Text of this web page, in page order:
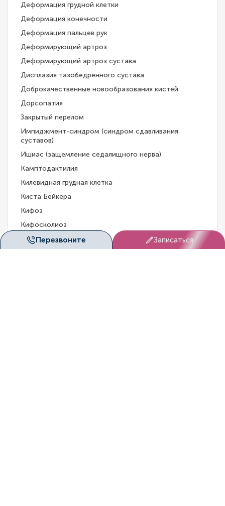
Перезвоните Записаться
Деформация грудной клетки
Деформация конечности
Деформация пальцев рук
Деформирующий артроз
Деформирующий артроз сустава
Дисплазия тазобедренного сустава
Доброкачественные новообразования кистей
Дорсопатия
Закрытый перелом
Импиджмент-синдром (синдром сдавливания
суставов)
Ишиас (защемление седалищного нерва)
Камптодактилия
Килевидная грудная клетка
Киста Бейкера
Кифоз
Кифосколиоз
Клиновидные позвонки